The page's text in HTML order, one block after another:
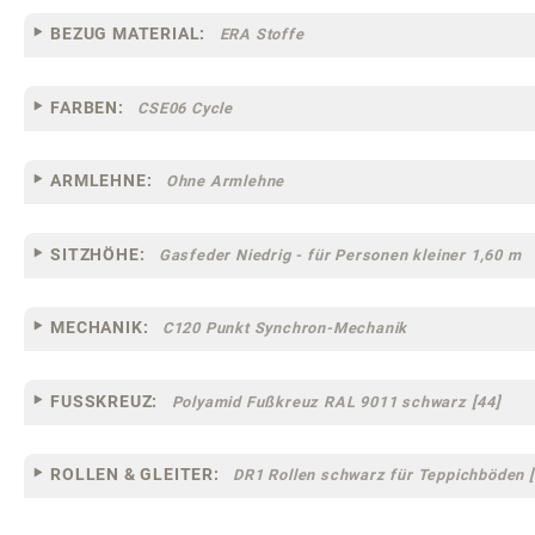
BEZUG MATERIAL: ERA Stoffe
FARBEN: CSE06 Cycle
ARMLEHNE: Ohne Armlehne
SITZHÖHE: Gasfeder Niedrig - für Personen kleiner 1,60 m
MECHANIK: C120 Punkt Synchron-Mechanik
FUSSKREUZ: Polyamid Fußkreuz RAL 9011 schwarz [44]
ROLLEN & GLEITER: DR1 Rollen schwarz für Teppichböden